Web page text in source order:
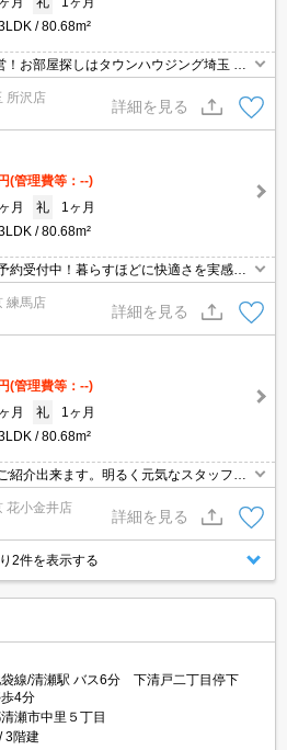
80.68m²
お部屋探しはタウンハウジング埼玉 所
所沢店
詳細を見る
(管理費等：--)
月 礼
1ヶ月
80.68m²
約受付中！暮らすほどに快適さを実感で
設の多さ！日常の買い物に便利！
練馬店
詳細を見る
(管理費等：--)
月 礼
1ヶ月
80.68m²
紹介出来ます。明るく元気なスタッフが
きます。オンラインで見学・接客可能で
下さい☆★
花小金井店
詳細を見る
2件を表示する
線/清瀬駅 バス6分 下清戸二丁目停下
4分
瀬市中里５丁目
3階建